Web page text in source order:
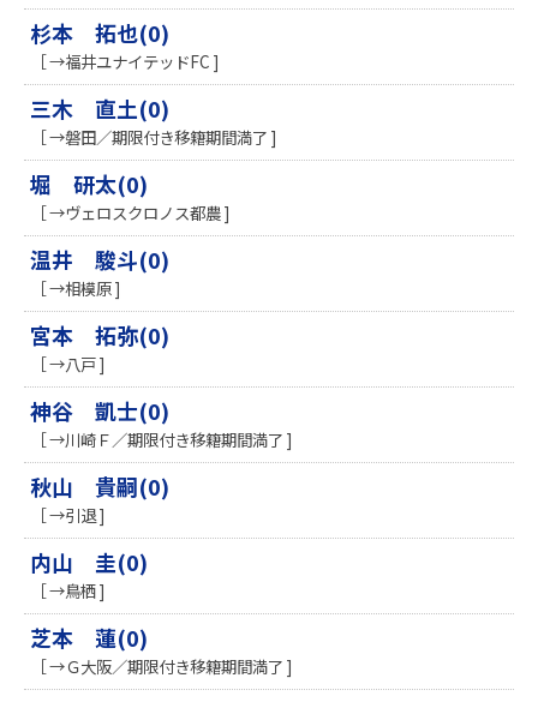
杉本 拓也(0)
［ →福井ユナイテッドFC ]
三木 直土(0)
［ →磐田／期限付き移籍期間満了 ]
堀 研太(0)
［ →ヴェロスクロノス都農 ]
温井 駿斗(0)
［ →相模原 ]
宮本 拓弥(0)
［ →八戸 ]
神谷 凱士(0)
［ →川崎Ｆ／期限付き移籍期間満了 ]
秋山 貴嗣(0)
［ →引退 ]
内山 圭(0)
［ →鳥栖 ]
芝本 蓮(0)
［ →Ｇ大阪／期限付き移籍期間満了 ]